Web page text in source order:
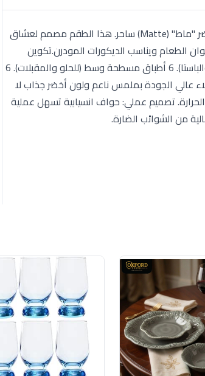
جددي مظهر مائدتك مع طقم عشاء ألفريدو (Alfredo) موديل a-06، الذي يأتي بلون أخضر "ماط" (Matte) ساحر. هذا الطقم مصمم لعشاق
الطعام ويناسب الديكورات المودرن.تكوين
الطقم (30 قطعة): 6 أطباق مسطحة كبيرة (للوجبة الرئيسية). 6 أطباق غويطة (للشوربة والباستا). 6 أطباق مسطحة وسط (للحلو والمقبلات). 6
طلاء عالي الجودة بملمس ناعم ولون أخضر جذاب لا
تصميم عملي: حواف انسيابية تسهل عملية
من الشوائب الضارة.